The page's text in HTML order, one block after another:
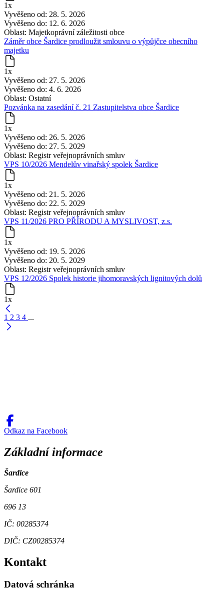
1x
Vyvěšeno od: 28. 5. 2026
Vyvěšeno do: 12. 6. 2026
Oblast: Majetkoprávní záležitosti obce
Záměr obce Šardice prodloužit smlouvu o výpůjčce obecního
majetku
1x
Vyvěšeno od: 27. 5. 2026
Vyvěšeno do: 4. 6. 2026
Oblast: Ostatní
Pozvánka na zasedání č. 21 Zastupitelstva obce Šardice
1x
Vyvěšeno od: 26. 5. 2026
Vyvěšeno do: 27. 5. 2029
Oblast: Registr veřejnoprávních smluv
VPS 10/2026 Mendelův vinařský spolek Šardice
1x
Vyvěšeno od: 21. 5. 2026
Vyvěšeno do: 22. 5. 2029
Oblast: Registr veřejnoprávních smluv
VPS 11/2026 PRO PŘÍRODU A MYSLIVOST, z.s.
1x
Vyvěšeno od: 19. 5. 2026
Vyvěšeno do: 20. 5. 2029
Oblast: Registr veřejnoprávních smluv
VPS 12/2026 Spolek historie jihomoravských lignitových dolů
1x
1 2 3 4 ...
Odkaz na Facebook
Základní informace
Šardice
Šardice 601
696 13
IČ: 00285374
DIČ: CZ00285374
Kontakt
Datová schránka